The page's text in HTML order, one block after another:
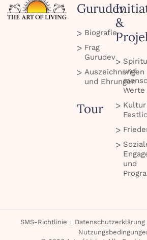
Gurudev
Biografie
Frag
Gurudev
Auszeichnungen
und Ehrungen
Tour
&
und
Werte
und
SMS-Richtlinie Datenschutzerklärung